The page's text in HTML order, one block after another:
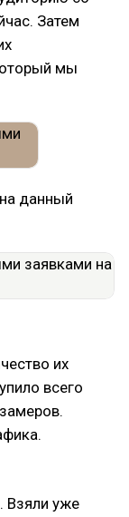
Затем
мы
данный
их
всего
Взяли уже